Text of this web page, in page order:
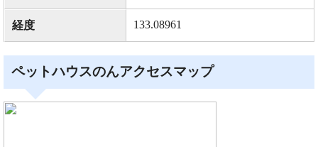
経度 133.08961
ペットハウスのんアクセスマップ